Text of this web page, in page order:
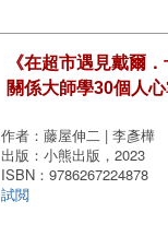
《在超市遇見戴爾
關係大師學30個人心
作者：藤屋伸二 | 李彥樺
出版：小熊出版，2023
ISBN：9786267224878
試閲